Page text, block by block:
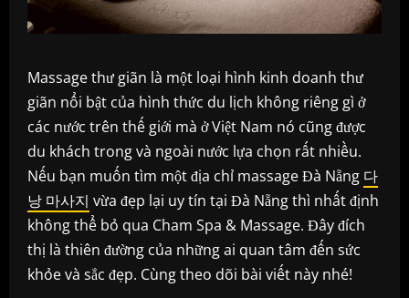
Massage thư giãn là một loại hình kinh doanh thư
giãn nổi bật của hình thức du lịch không riêng gì ở
các nước trên thế giới mà ở Việt Nam nó cũng được
du khách trong và ngoài nước lựa chọn rất nhiều.
Nếu bạn muốn tìm một địa chỉ massage Đà Nẵng 다
낭 마사지 vừa đẹp lại uy tín tại Đà Nẵng thì nhất định
không thể bỏ qua Cham Spa & Massage. Đây đích
thị là thiên đường của những ai quan tâm đến sức
khỏe và sắc đẹp. Cùng theo dõi bài viết này nhé!